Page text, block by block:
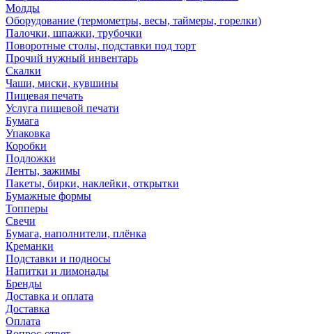
Молды
Оборудование (термометры, весы, таймеры, горелки)
Палочки, шпажки, трубочки
Поворотные столы, подставки под торт
Прочий нужный инвентарь
Скалки
Чаши, миски, кувшины
Пищевая печать
Услуга пищевой печати
Бумага
Упаковка
Коробки
Подложки
Ленты, зажимы
Пакеты, бирки, наклейки, открытки
Бумажные формы
Топперы
Свечи
Бумага, наполнители, плёнка
Креманки
Подставки и подносы
Напитки и лимонады
Бренды
Доставка и оплата
Доставка
Оплата